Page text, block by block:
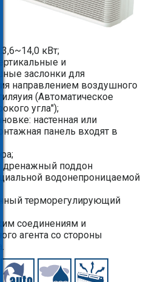
кВт;
и
заслонки для
направлением воздушного
(Автоматическое
угла");
настенная или
панель входят в
дренажный поддон
водонепроницаемой
терморегулирующий
соединениям и
агента со стороны